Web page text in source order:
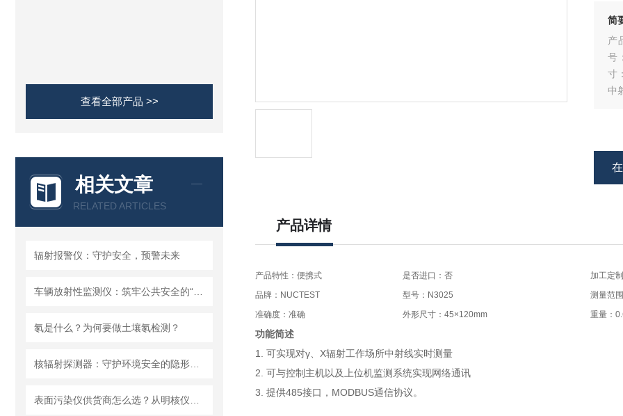
查看全部产品 >>
相关文章
RELATED ARTICLES
辐射报警仪：守护安全，预警未来
氡是什么？为何要做土壤氡检测？
简
产
号
寸
中
产品详情
产品特性：便携式 是否进口：否
加工定
品牌：NUCTEST
型号：N3025
测量范
准确度：准确
外形尺寸：45×120mm 重量：
功能简述
1. 可实现对γ、X辐射工作场所中射线实时测量
2. 可与控制主机以及上位机监测系统实现网络通讯
3. 提供485接口，MODBUS通信协议。